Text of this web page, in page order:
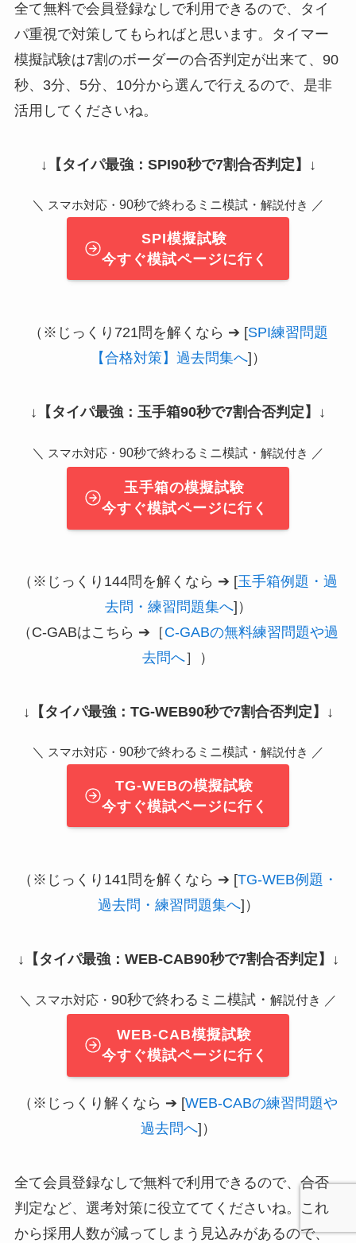
全て無料で会員登録なしで利用できるので、タイ
パ重視で対策してもらればと思います。タイマー
模擬試験は7割のボーダーの合否判定が出来て、90
秒、3分、5分、10分から選んで行えるので、是非
活用してくださいね。
↓ 【タイパ最強：SPI90秒で7割合否判定】 ↓
＼ スマホ対応・ 90秒で終わるミニ模試・ 解説付き ／
SPI模擬試験
今すぐ模試ページに行く
（※じっくり721問を解くなら ➔ [SPI練習問題
【合格対策】過去問集へ]）
↓ 【タイパ最強：玉手箱90秒で7割合否判定】 ↓
＼ スマホ対応・ 90秒で終わるミニ模試・ 解説付き ／
玉手箱の模擬試験
今すぐ模試ページに行く
（※じっくり144問を解くなら ➔ [玉手箱例題・過
去問・練習問題集へ]）
（C-GABはこちら ➔［C-GABの無料練習問題や過
去問へ］）
↓ 【タイパ最強：TG-WEB90秒で7割合否判定】 ↓
＼ スマホ対応・ 90秒で終わるミニ模試・ 解説付き ／
TG-WEBの模擬試験
今すぐ模試ページに行く
（※じっくり141問を解くなら ➔ [TG-WEB例題・
過去問・練習問題集へ]）
↓ 【タイパ最強：WEB-CAB90秒で7割合否判定】 ↓
＼ スマホ対応・ 90秒で終わるミニ模試・ 解説付き ／
WEB-CAB模擬試験
今すぐ模試ページに行く
（※じっくり解くなら ➔ [WEB-CABの練習問題や
過去問へ]）
全て会員登録なしで無料で利用できるので、合否
判定など、選考対策に役立ててくださいね。これ
から採用人数が減ってしまう見込みがあるので、